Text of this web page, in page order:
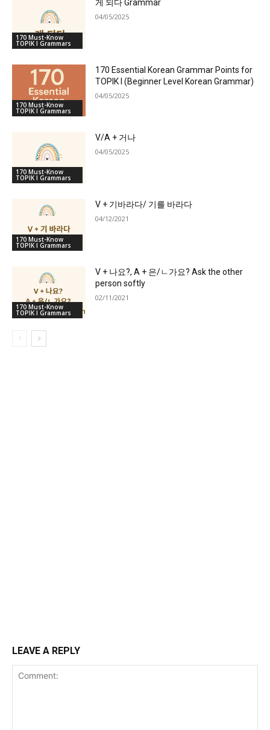
170 Must-Know
TOPIK I Grammars
게 되다 Grammar
04/05/2025
170 Must-Know
TOPIK I Grammars
170 Essential Korean Grammar Points for
TOPIK I (Beginner Level Korean Grammar)
04/05/2025
170 Must-Know
TOPIK I Grammars
V/A + 거나
04/05/2025
170 Must-Know
TOPIK I Grammars
V + 기바라다/ 기를 바라다
04/12/2021
170 Must-Know
TOPIK I Grammars
V + 나요?, A + 은/ㄴ가요? Ask the other
person softly
02/11/2021
LEAVE A REPLY